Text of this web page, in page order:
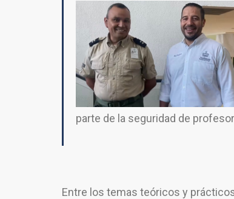
parte de la seguridad de
Entre los temas teóricos y